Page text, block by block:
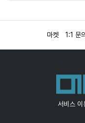
마켓 1:1 문의
서비스 이